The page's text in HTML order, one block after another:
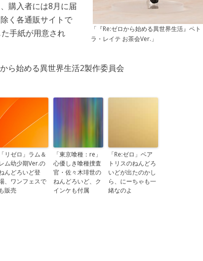
「『Re:ゼロから始める異世界生活』ペト
ラ・レイテ お茶会Ver.」
購入者には8月に届
く各通販サイトで
手紙が用意され
ら始める異世界生活2製作委員会
「リゼロ」ラム＆
ム幼少期Ver.の
んどろいど登
、ワンフェスで
も販売
「東京喰種：re」
心優しき喰種捜査
官・佐々木琲世の
ねんどろいど、ク
インケも付属
「Re:ゼロ」ベア
トリスのねんどろ
いどが出たのかし
ら、にーちゃも一
緒なのよ